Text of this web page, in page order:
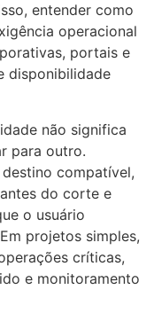
entender como
operacional
portais e
disponibilidade
não significa
para outro.
compatível,
do corte e
o usuário
projetos simples,
críticas,
e monitoramento